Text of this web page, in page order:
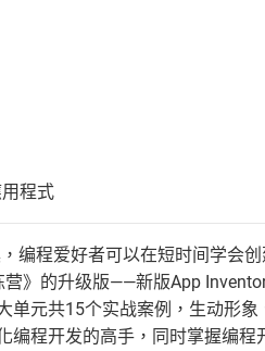
程式
编程爱好者可以在短时间学会
》的升级版——新版App
元共15个实战案例，生动形
编程开发的高手，同时掌握编